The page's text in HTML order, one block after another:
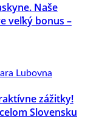
Naše
veľký bonus –
zážitky!
Slovensku